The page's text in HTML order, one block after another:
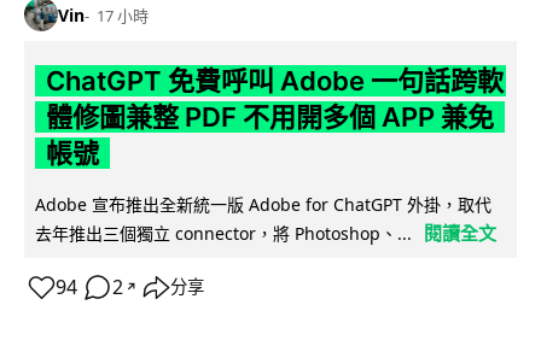
Vin 17 小時
ChatGPT 免費呼叫 Adobe 一句話跨軟
體修圖兼整 PDF 不用開多個 APP 兼免
帳號
Adobe 宣布推出全新統一版 Adobe for ChatGPT 外掛，取代
去年推出三個獨立 connector，將 Photoshop、...
閱讀全文
94 2 ↗ 分享